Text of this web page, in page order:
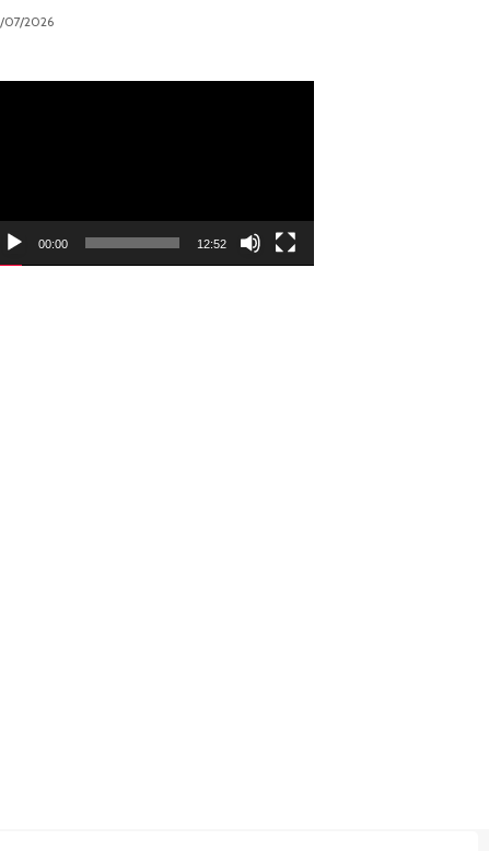
07/2026
00:00 12:52